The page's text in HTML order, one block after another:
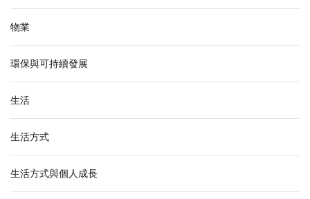
物業
環保與可持續發展
生活
生活方式
生活方式與個人成長